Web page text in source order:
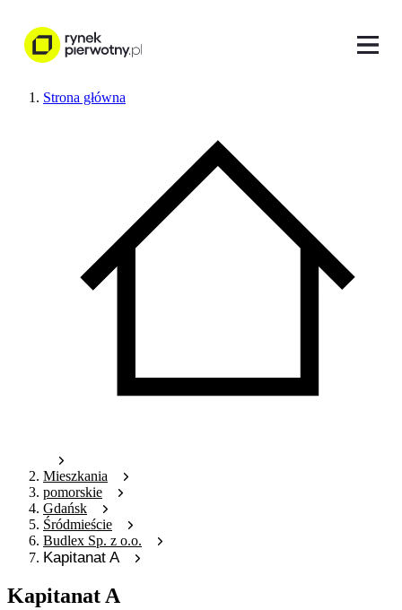
Strona główna
Mieszkania
pomorskie
Gdańsk
Śródmieście
Budlex Sp. z o.o.
Kapitanat A
Kapitanat A